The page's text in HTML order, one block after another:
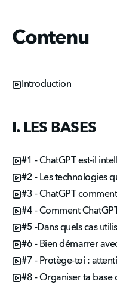
Contenu
Introduction
I. LES BASES
#1 - ChatGPT est-il
#3 - ChatGPT
#5 -Dans quels cas
#7 - Protège-toi :
#8 - Organiser ta base